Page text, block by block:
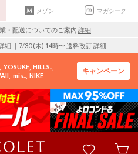
メゾン マガシーク
・配送についてのご案内 詳細
細 ｜7/30 (木) 14時〜 送料改訂詳細
YOSUKE HILLS..
mis.. NIKE
キャンペーン